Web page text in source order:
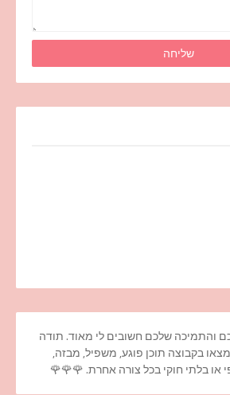
והתמיכה שלכם חשובים לי מאוד. תודה
בקבוצה תוכן פוגע, משפיל, מבזה,
או בלתי חוקי בכל צורה אחרת. 🌹🌹🌹